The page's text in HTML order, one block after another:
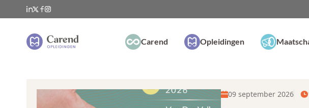
Carend Opleidingen
09 september 2026